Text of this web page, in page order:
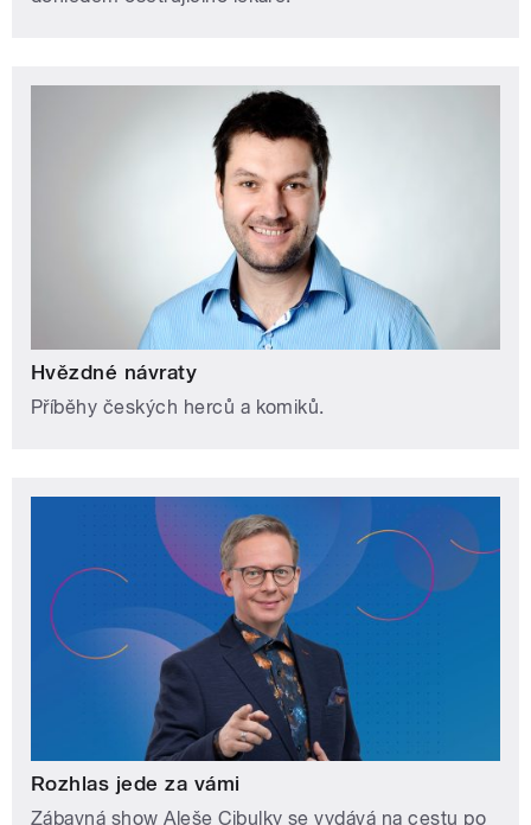
Hvězdné návraty
Příběhy českých herců a komiků.
Rozhlas jede za vámi
Zábavná show Aleše Cibulky se vydává na cestu po